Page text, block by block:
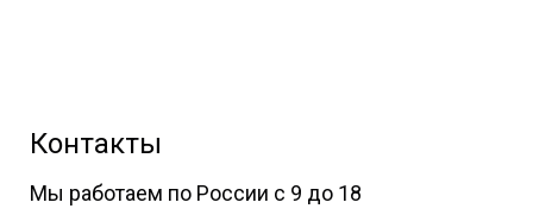
Контакты
Мы работаем по России с 9 до 18